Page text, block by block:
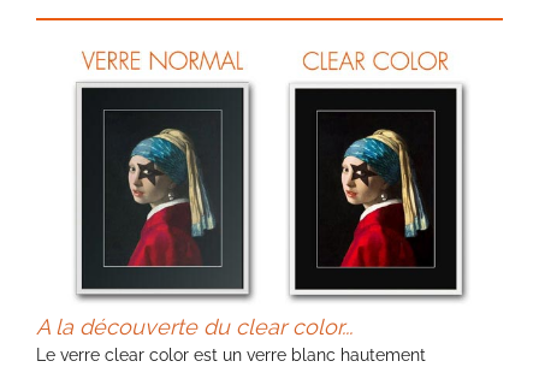
A la découverte du clear color...
Le verre clear color est un verre blanc hautement